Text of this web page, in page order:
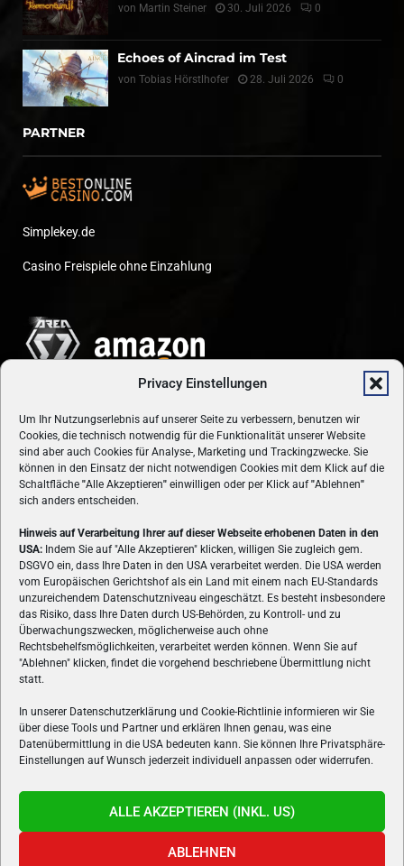
Privacy Einstellungen
Um Ihr Nutzungserlebnis auf unserer Seite zu verbessern, benutzen wir
Cookies, die technisch notwendig für die Funktionalität unserer Website
sind aber auch Cookies für Analyse-, Marketing und Trackingzwecke. Sie
können in den Einsatz der nicht notwendigen Cookies mit dem Klick auf die
Schaltfläche "Alle Akzeptieren" einwilligen oder per Klick auf"Ablehnen"
sich anders entscheiden.
Hinweis auf Verarbeitung Ihrer auf dieser Webseite erhobenen Daten in den
USA: Indem Sie auf "Alle Akzeptieren" klicken, willigen Sie zugleich gem.
DSGVO ein, dass Ihre Daten in den USA verarbeitet werden. Die USA werden
vom Europäischen Gerichtshof als ein Land mit einem nach EU-Standards
unzureichendem Datenschutzniveau eingeschätzt. Es besteht insbesondere
das Risiko, dass Ihre Daten durch US-Behörden, zu Kontroll- und zu
Überwachungszwecken, möglicherweise auch ohne
Rechtsbehelfsmöglichkeiten, verarbeitet werden können. Wenn Sie auf
"Ablehnen" klicken, findet die vorgehend beschriebene Übermittlung nicht
statt.
In unserer Datenschutzerklärung und Cookie-Richtlinie informieren wir Sie
über diese Tools und Partner und erklären Ihnen genau, was eine
Datenübermittlung in die USA bedeuten kann. Sie können Ihre Privatsphäre-
Einstellungen auf Wunsch jederzeit individuell anpassen oder widerrufen.
ALLE AKZEPTIEREN (INKL. US)
ABLEHNEN
von Martin Steiner 30. Juli 2026 0
Echoes of Aincrad im Test
von Tobias Hörstlhofer 28. Juli 2026 0
PARTNER
Simplekey.de
Casino Freispiele ohne Einzahlung
ÜBER UNS
VON GAMERN, FÜR GAMER! Gamers.at ist das älteste Online-
Spielemagazin Österreichs und bringt täglich aktuelle News,
Reviews und Videos zu PC- und Konsolenspielen, Gaming-
Hardware und aus der Welt des e-Sport's.
FOLGE UNS